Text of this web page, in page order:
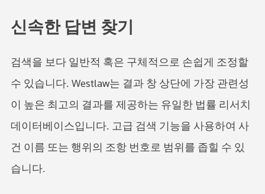
신속한 답변 찾기
검색을 보다 일반적 혹은 구체적으로 손쉽게 조정할
수 있습니다. Westlaw는 결과 창 상단에 가장 관련성
이 높은 최고의 결과를 제공하는 유일한 법률 리서치
데이터베이스입니다. 고급 검색 기능을 사용하여 사
건 이름 또는 행위의 조항 번호로 범위를 좁힐 수 있
습니다.